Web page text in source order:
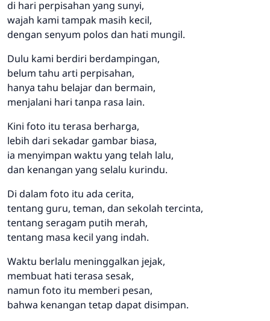
di hari perpisahan yang sunyi,
wajah kami tampak masih kecil,
dengan senyum polos dan hati mungil.
Dulu kami berdiri berdampingan,
belum tahu arti perpisahan,
hanya tahu belajar dan bermain,
menjalani hari tanpa rasa lain.
Kini foto itu terasa berharga,
lebih dari sekadar gambar biasa,
ia menyimpan waktu yang telah lalu,
dan kenangan yang selalu kurindu.
Di dalam foto itu ada cerita,
tentang guru, teman, dan sekolah tercinta,
tentang seragam putih merah,
tentang masa kecil yang indah.
Waktu berlalu meninggalkan jejak,
membuat hati terasa sesak,
namun foto itu memberi pesan,
bahwa kenangan tetap dapat disimpan.